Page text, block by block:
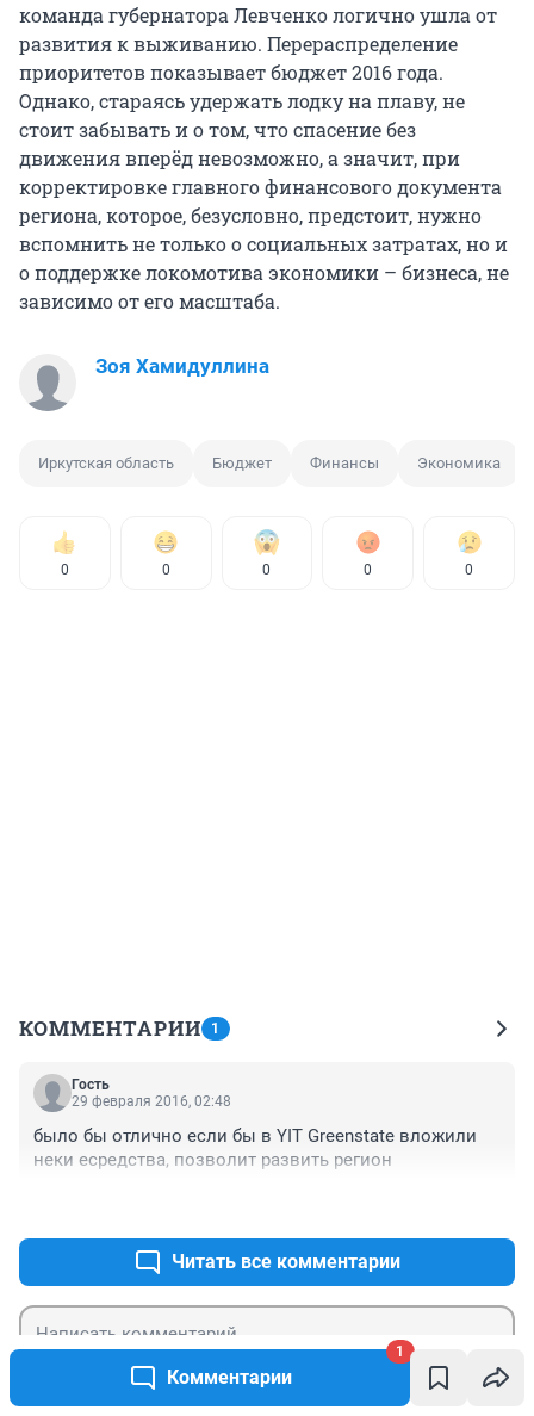
Комментарии
1
команда губернатора Левченко логично ушла от
развития к выживанию. Перераспределение
приоритетов показывает бюджет 2016 года.
Однако, стараясь удержать лодку на плаву, не
стоит забывать и о том, что спасение без
движения вперёд невозможно, а значит, при
корректировке главного финансового документа
региона, которое, безусловно, предстоит, нужно
вспомнить не только о социальных затратах, но и
о поддержке локомотива экономики – бизнеса, не
зависимо от его масштаба.
Зоя Хамидуллина
Иркутская область Бюджет Финансы Экономика
0 0 0 0 0
КОММЕНТАРИИ 1
Гость
29 февраля 2016, 02:48
было бы отлично если бы в YIT Greenstate вложили
неки есредства, позволит развить регион
Читать все комментарии
Отправить